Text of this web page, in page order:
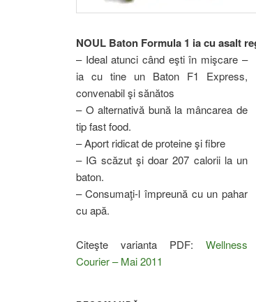
NOUL Baton Formula 1 ia cu asalt
– Ideal atunci când eşti în mişcare –
ia cu tine un Baton F1 Express,
convenabil şi sănătos
– O alternativă bună la mâncarea de
tip fast food.
– Aport ridicat de proteine şi fibre
– IG scăzut şi doar 207 calorii la un
baton.
– Consumaţi-l împreună cu un pahar
cu apă.
Citeşte varianta PDF: Wellness
Courier – Mai 2011